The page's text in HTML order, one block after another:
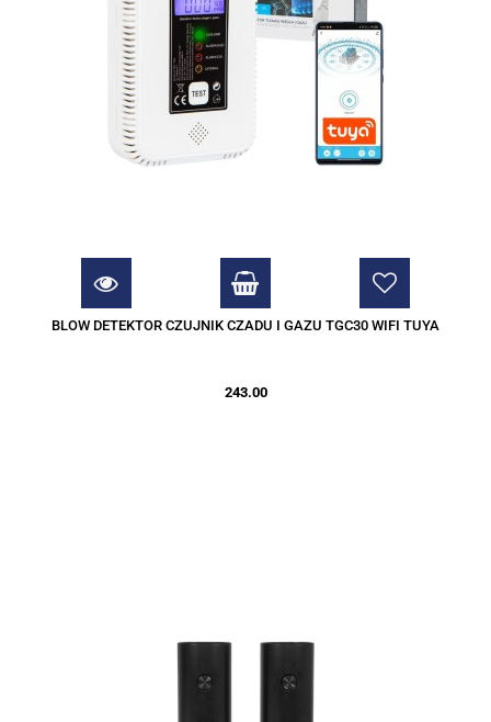
BLOW DETEKTOR CZUJNIK CZADU I GAZU TGC30 WIFI TUYA
243.00